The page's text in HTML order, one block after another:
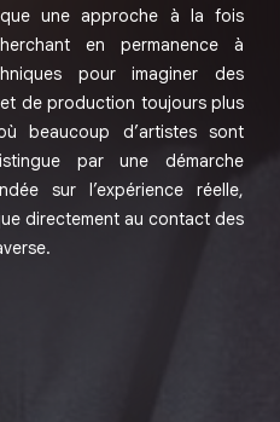
une approche à la fois
en permanence à
pour imaginer des
de production toujours plus
beaucoup d’artistes sont
par une démarche
sur l’expérience réelle,
directement au contact des